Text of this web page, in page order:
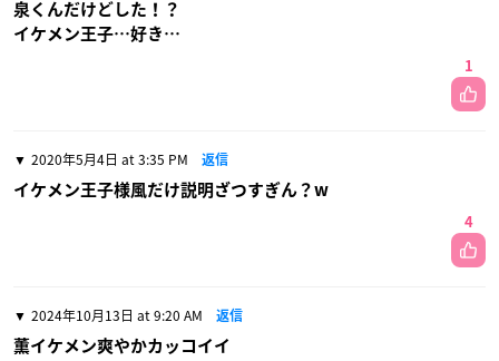
泉くんだけどした！？
イケメン王子…好き…
1
2020年5月4日 at 3:35 PM 返信
イケメン王子様風だけ説明ざつすぎん？‪w
4
2024年10月13日 at 9:20 AM 返信
薫イケメン爽やかカッコイイ